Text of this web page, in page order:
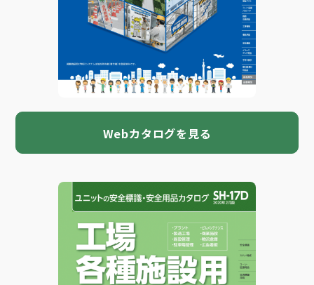
Webカタログを見る